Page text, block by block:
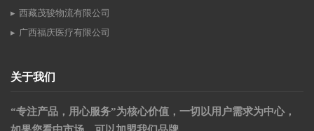
西藏茂骏物流有限公司
广西福庆医疗有限公司
关于我们
“专注产品，用心服务”为核心价值，一切以用户需求为中心，